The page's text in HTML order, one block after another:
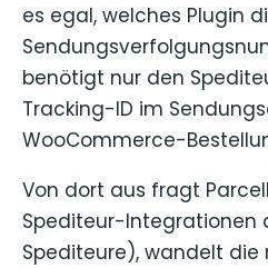
es egal, welches Plugin
benötigt nur den
Tracking-ID im
WooCommerce-
Von dort aus fragt
Spediteur-Integrationen
Spediteure), wandelt die